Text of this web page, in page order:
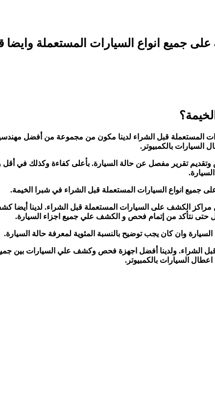
جميع انواع السيارات المستعملة وايضا
بالكمبيوتر.
تقرير مفصل عن حالة السيارة. بأعلى كفاءة وكذلك في
انواع السيارات المستعملة قبل الشراء في شبرا الخيمة.
الكشف على السيارات المستعملة قبل الشراء. لدينا أيضا
حتى نتأكد من إتمام فحص و الكشف علي جميع اجزاء السيارة.
وان كان يجب توضيح بالنسبة المئوية لمعرفة حالة السيارة.
الشراء. ولدينا أفضل اجهزة فحص وكشف علي السيارات بين
السيارات بالكمبيوتر.